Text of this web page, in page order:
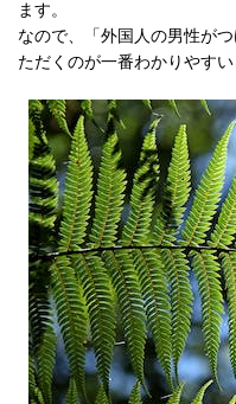
ます。
なので、「外国人の男性が
ただくのが一番わかりやすい